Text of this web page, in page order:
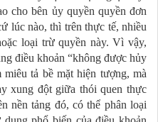
cho bên ủy quyền quyền đơn
lúc nào, thì trên thực tế, nhiều
loại trừ quyền này. Vì vậy,
điều khoản “không được hủy
tả bề mặt hiện tượng, mà
xung đột giữa thói quen thực
nền tảng đó, có thể phân loại